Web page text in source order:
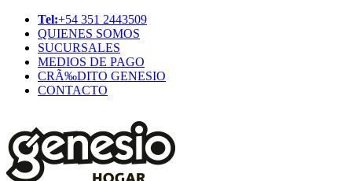
Tel:+54 351 2443509
QUIENES SOMOS
SUCURSALES
MEDIOS DE PAGO
CRÃ‰DITO GENESIO
CONTACTO